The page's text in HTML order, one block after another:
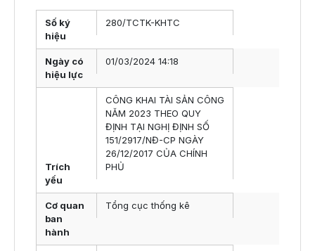
Số ký
hiệu
280/TCTK-KHTC
Ngày có
hiệu lực
01/03/2024 14:18
Trích
yếu
CÔNG KHAI TÀI SẢN CÔNG
NĂM 2023 THEO QUY
ĐỊNH TẠI NGHỊ ĐỊNH SỐ
151/2917/NĐ-CP NGÀY
26/12/2017 CỦA CHÍNH
PHỦ
Cơ quan
ban
hành
Tổng cục thống kê